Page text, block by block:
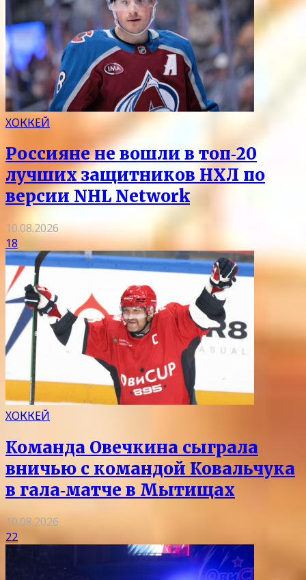
ХОККЕЙ
Россияне не вошли в топ‑20
лучших защитников НХЛ по
версии NHL Network
10.08.2026
18
ХОККЕЙ
Команда Овечкина сыграла
вничью с командой Ковальчука
в гала‑матче в Мытищах
10.08.2026
22